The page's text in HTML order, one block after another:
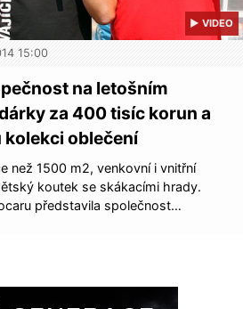
▶ VIDEO
15:00
na letošním
za 400 tisíc korun a
oblečení
než 1500 m2, venkovní i vnitřní
koutek se skákacími hrady.
představila společnost…